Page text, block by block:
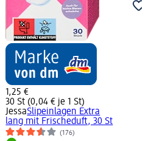
1,25 €
30 St (0,04 € je 1 St)
JessaSlipeinlagen Extra
lang mit Frischeduft, 30 St
(176)